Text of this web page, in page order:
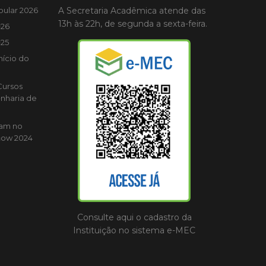
2026
do
de
no
2024
A Secretaria Acadêmica atende das
13h às 22h, de segunda a sexta-feira.
Consulte aqui o cadastro da
Instituição no sistema e-MEC